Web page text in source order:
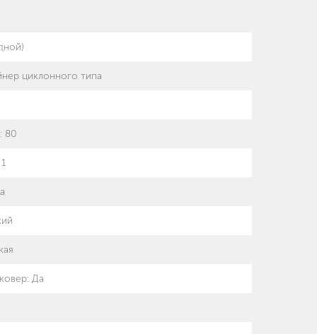
циклонного типа
: 80
1
: Да